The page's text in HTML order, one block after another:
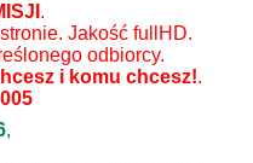
.
Jakość fullHD.
odbiorcy.
i komu chcesz!.
,